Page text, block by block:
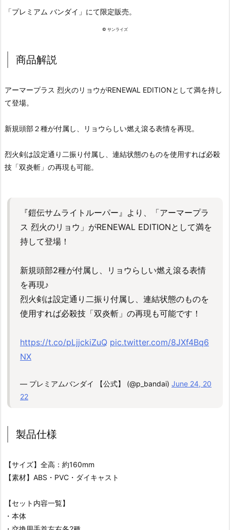
「プレミアム バンダイ」にて限定販売。
© サンライズ
商品解説
アーマープラス 烈火のリョウがRENEWAL EDITIONとして満を持し
て登場。
新規頭部２種が付属し、リョウらしい燃え滾る表情を再現。
烈火剣は設定通り二振り付属し、連結状態のものを使用すれば必殺
技「双炎斬」の再現も可能。
『鎧伝サムライトルーパー』より、「アーマープラ
ス 烈火のリョウ」がRENEWAL EDITIONとして満を
持して登場！
新規頭部2種が付属し、リョウらしい燃え滾る表情
を再現♪
烈火剣は設定通り二振り付属し、連結状態のものを
使用すれば必殺技「双炎斬」の再現も可能です！
https://t.co/pLjjckiZuQ pic.twitter.com/8JXf4Bq6
NX
— プレミアムバンダイ 【公式】 (@p_bandai) June 24, 20
22
製品仕様
【サイズ】全高：約160mm
【素材】ABS・PVC・ダイキャスト
【セット内容一覧】
・本体